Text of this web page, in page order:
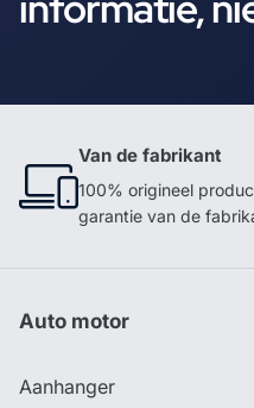
Van de fabrikant
100% origineel
garantie van de
Auto motor
Aanhanger